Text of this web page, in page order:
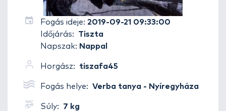
Fogás ideje: 2019-09-21 09:33:00
Időjárás:
Tiszta
Napszak: Nappal
Horgász: tiszafa45
Fogás helye: Verba tanya - Nyíregyháza
Súly: 7 kg